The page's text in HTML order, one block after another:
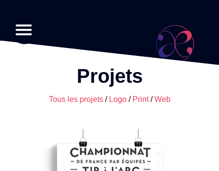
Projets
Tous les projets Logo Print Web